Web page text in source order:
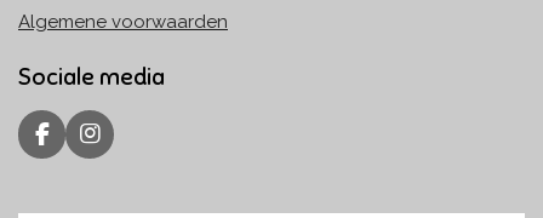
Algemene voorwaarden
Sociale media
F
a
e
I
n
t